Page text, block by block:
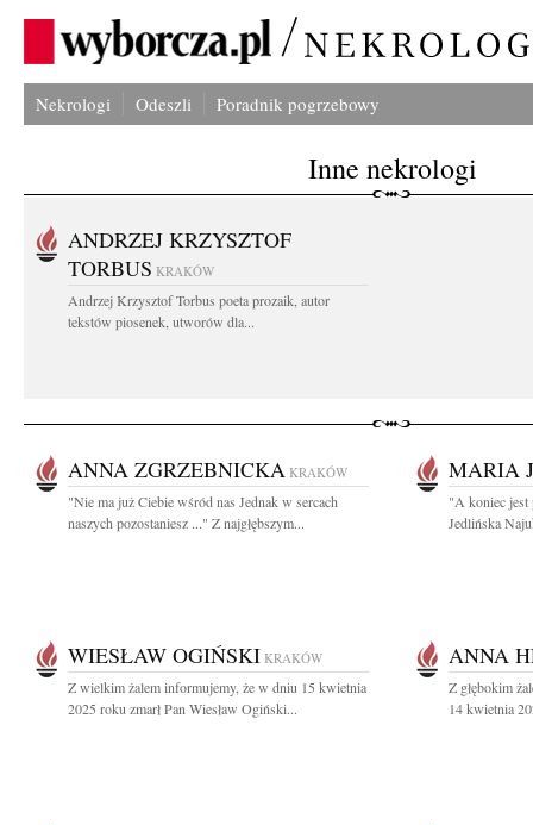
Nekrologi Odeszli Poradnik pogrzebowy
Inne nekrologi
ANDRZEJ KRZYSZTOF
TORBUS KRAKÓW
Andrzej Krzysztof Torbus poeta prozaik, autor
tekstów piosenek, utworów dla...
ANNA ZGRZEBNICKA KRAKÓW
"Nie ma już Ciebie wśród nas Jednak w sercach
naszych pozostaniesz ..." Z najgłębszym...
MARIA
"A koniec jest
Jedlińska
WIESŁAW OGIŃSKI KRAKÓW
Z wielkim żalem informujemy, że w dniu 15 kwietnia
2025 roku zmarł Pan Wiesław Ogiński...
ANNA
Z głębokim
14 kwietnia